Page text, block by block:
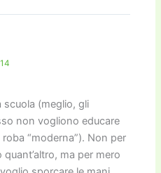
scuola (meglio, gli
non vogliono educare
roba “moderna”). Non per
ma per mero